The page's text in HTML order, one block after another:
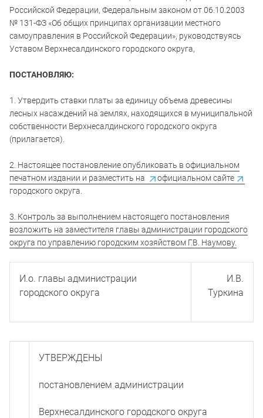
Российской Федерации, Федеральным законом от 06.10.2003
№ 131-ФЗ «Об общих принципах организации местного
самоуправления в Российской Федерации», руководствуясь
Уставом Верхнесалдинского городского округа,
ПОСТАНОВЛЯЮ:
1. Утвердить ставки платы за единицу объема древесины
лесных насаждений на землях, находящихся в муниципальной
собственности Верхнесалдинского городского округа
(прилагается).
2. Настоящее постановление опубликовать в официальном
печатном издании и разместить на
официальном сайте
городского округа.
3. Контроль за выполнением настоящего постановления
возложить на заместителя главы администрации городского
округа по управлению городским хозяйством Г.В. Наумову.
И.о. главы администрации
городского округа
И.В.
Туркина
УТВЕРЖДЕНЫ
постановлением администрации
Верхнесалдинского городского округа